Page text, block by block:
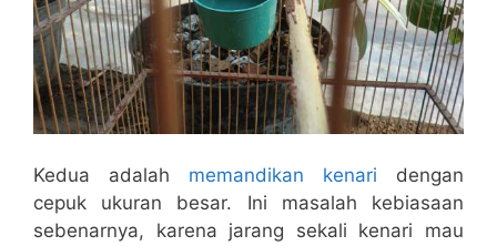
Kedua adalah memandikan kenari dengan
cepuk ukuran besar. Ini masalah kebiasaan
sebenarnya, karena jarang sekali kenari mau